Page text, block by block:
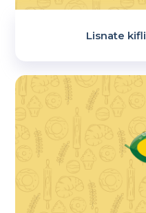
Lisnate